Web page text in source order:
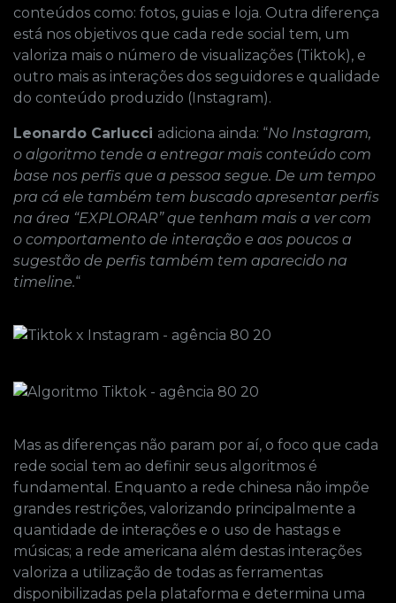
conteúdos como: fotos, guias e loja. Outra diferença
está nos objetivos que cada rede social tem, um
valoriza mais o número de visualizações (Tiktok), e
outro mais as interações dos seguidores e qualidade
do conteúdo produzido (Instagram).
Leonardo Carlucci adiciona ainda: “No Instagram,
o algoritmo tende a entregar mais conteúdo com
base nos perfis que a pessoa segue. De um tempo
pra cá ele também tem buscado apresentar perfis
na área “EXPLORAR” que tenham mais a ver com
o comportamento de interação e aos poucos a
sugestão de perfis também tem aparecido na
timeline.“
Mas as diferenças não param por aí, o foco que cada
rede social tem ao definir seus algoritmos é
fundamental. Enquanto a rede chinesa não impõe
grandes restrições, valorizando principalmente a
quantidade de interações e o uso de hastags e
músicas; a rede americana além destas interações
valoriza a utilização de todas as ferramentas
disponibilizadas pela plataforma e determina uma